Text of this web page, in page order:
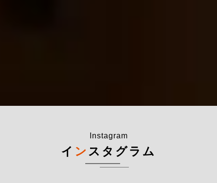
Instagram
イ ン スタグラム